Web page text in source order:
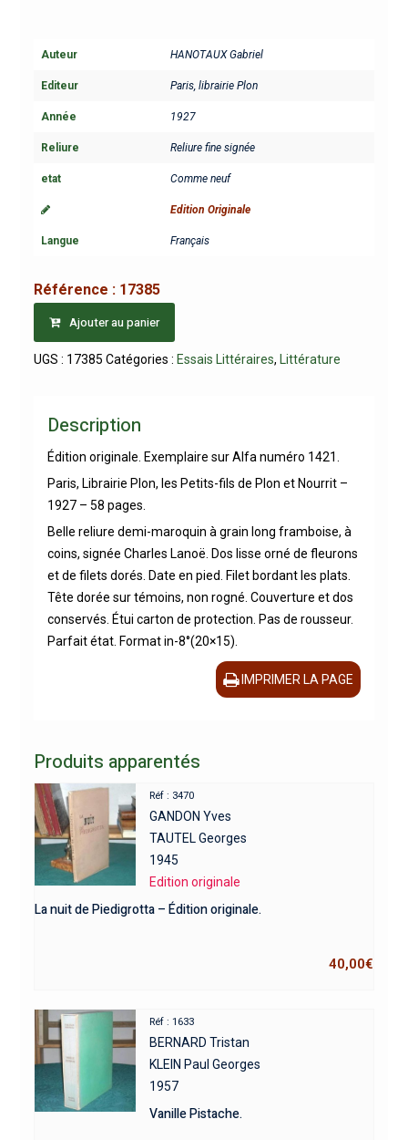
Auteur HANOTAUX Gabriel
Editeur Paris, librairie Plon
Année 1927
Reliure Reliure fine signée
etat Comme neuf
Edition Originale
Langue Français
Référence : 17385
Ajouter au panier
UGS : 17385 Catégories : Essais Littéraires, Littérature
Description
Édition originale. Exemplaire sur Alfa numéro 1421.
Paris, Librairie Plon, les Petits-fils de Plon et Nourrit –
1927 – 58 pages.
Belle reliure demi-maroquin à grain long framboise, à
coins, signée Charles Lanoë. Dos lisse orné de fleurons
et de filets dorés. Date en pied. Filet bordant les plats.
Tête dorée sur témoins, non rogné. Couverture et dos
conservés. Étui carton de protection. Pas de rousseur.
Parfait état. Format in-8°(20×15).
IMPRIMER LA PAGE
Produits apparentés
Réf : 3470
GANDON Yves
TAUTEL Georges
1945
Edition originale
La nuit de Piedigrotta – Édition originale.
40,00€
Réf : 1633
BERNARD Tristan
KLEIN Paul Georges
1957
Vanille Pistache.